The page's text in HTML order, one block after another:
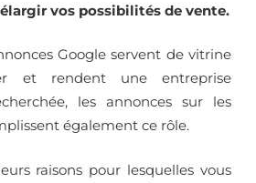
élargir vos possibilités de vente.
Google servent de vitrine
et rendent une entreprise
les annonces sur les
également ce rôle.
raisons pour lesquelles vous